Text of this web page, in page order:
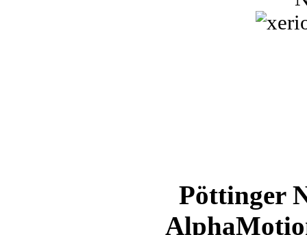
Pöttinger